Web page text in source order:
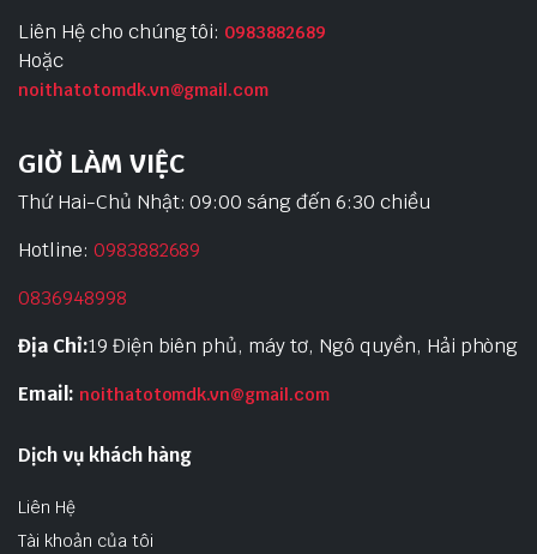
Liên Hệ cho chúng tôi: 0983882689
Hoặc
noithatotomdk.vn@gmail.com
GIỜ LÀM VIỆC
Thứ Hai-Chủ Nhật: 09:00 sáng đến 6:30 chiều
Hotline: 0983882689
0836948998
Địa Chỉ:19 Điện biên phủ, máy tơ, Ngô quyền, Hải phòng
Email: noithatotomdk.vn@gmail.com
Dịch vụ khách hàng
Liên Hệ
Tài khoản của tôi